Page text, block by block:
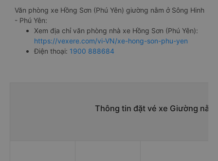
Văn phòng xe Hồng Sơn (Phú Yên) giường nằm ở Sông Hinh
- Phú Yên:
Xem địa chỉ văn phòng nhà xe Hồng Sơn (Phú Yên):
https://vexere.com/vi-VN/xe-hong-son-phu-yen
Điện thoại: 1900 888684
Thông tin đặt vé xe Giường